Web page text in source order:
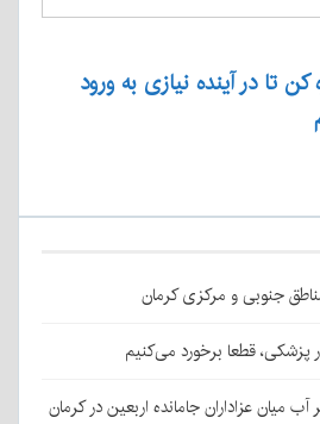
تا در آینده نیازی به ورود
مناطق جنوبی و مرکزی کرمان
پزشکی، قطعا برخورد می‌کنیم